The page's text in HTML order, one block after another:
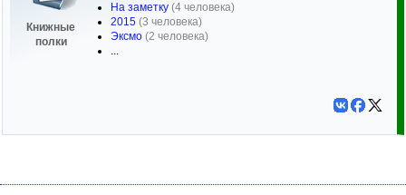
Книжные
полки
На заметку (4 человека)
2015 (3 человека)
Эксмо (2 человека)
...